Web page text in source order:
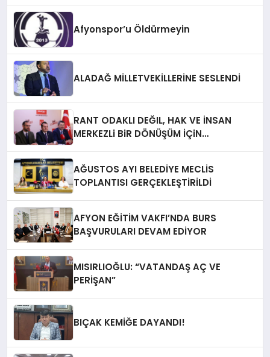
Afyonspor’u Öldürmeyin
ALADAĞ MİLLETVEKİLLERİNE SESLENDİ
RANT ODAKLI DEĞIL, HAK VE İNSAN
MERKEZLi BiR DÖNÜŞÜM İÇiN
AĞUSTOS AYI BELEDİYE MECLİS
TOPLANTISI GERÇEKLEŞTİRİLDİ
AFYON EĞİTİM VAKFI’NDA BURS
BAŞVURULARI DEVAM EDİYOR
MISIRLIOĞLU: “VATANDAŞ AÇ VE
PERİŞAN”
BIÇAK KEMİĞE DAYANDI!